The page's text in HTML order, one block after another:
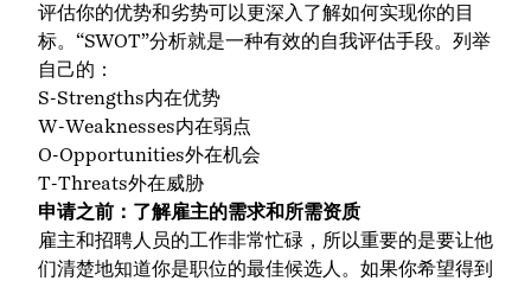
评估你的优势和劣势可以更深入了解如何实现你的目
标。“SWOT”分析就是一种有效的自我评估手段。列举
自己的：
S-Strengths内在优势
W-Weaknesses内在弱点
O-Opportunities外在机会
T-Threats外在威胁
申请之前：了解雇主的需求和所需资质
雇主和招聘人员的工作非常忙碌，所以重要的是要让他
们清楚地知道你是职位的最佳候选人。如果你希望得到